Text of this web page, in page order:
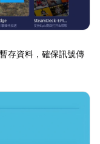
存資料，確保訊號傳